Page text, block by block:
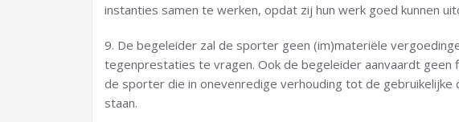
instanties samen te werken, opdat zij hun werk goed kunnen
9. De begeleider zal de sporter geen (im)materiële
tegenprestaties te vragen. Ook de begeleider aanvaardt geen
de sporter die in onevenredige verhouding tot de gebruikelijke
staan.